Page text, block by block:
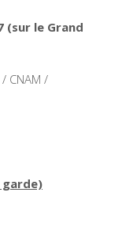
(sur le Grand
CNAM /
garde)